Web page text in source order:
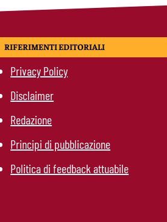
RIFERIMENTI EDITORIALI
Privacy Policy
Disclaimer
Redazione
Principi di pubblicazione
Politica di feedback attuabile